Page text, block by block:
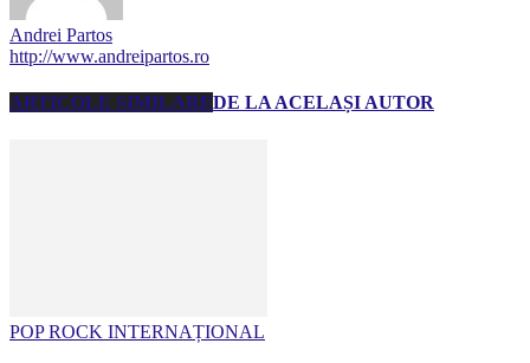
Andrei Partos
http://www.andreipartos.ro
ARTICOLE SIMILAREDE LA ACELAȘI AUTOR
POP ROCK INTERNAȚIONAL